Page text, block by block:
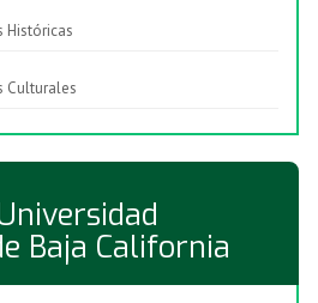
Históricas
Culturales
Baja California